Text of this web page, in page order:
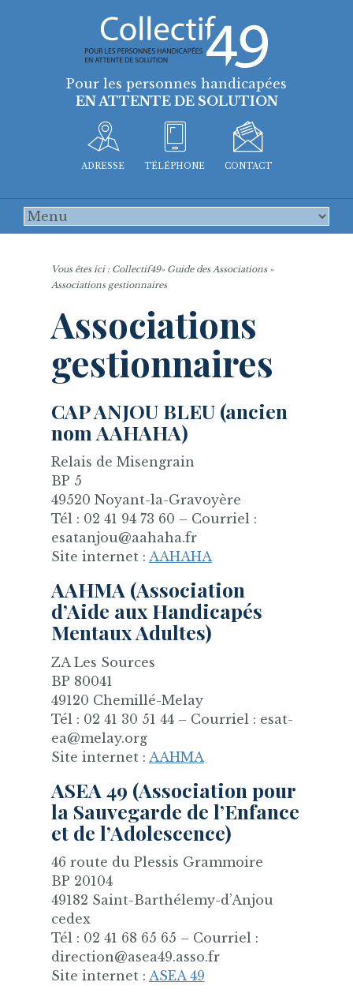
Pour les personnes handicapées
EN ATTENTE DE SOLUTION
ADRESSE TÉLÉPHONE CONTACT
Vous êtes ici : Collectif49» Guide des Associations»
Associations gestionnaires
Associations
gestionnaires
CAP ANJOU BLEU (ancien
nom AAHAHA)
Relais de Misengrain
BP 5
49520 Noyant-la-Gravoyère
Tél : 02 41 94 73 60 – Courriel :
esatanjou@aahaha.fr
Site internet : AAHAHA
AAHMA (Association
d’Aide aux Handicapés
Mentaux Adultes)
ZA Les Sources
BP 80041
49120 Chemillé-Melay
Tél : 02 41 30 51 44 – Courriel : esat-
ea@melay.org
Site internet : AAHMA
ASEA 49 (Association pour
la Sauvegarde de l’Enfance
et de l’Adolescence)
46 route du Plessis Grammoire
BP 20104
49182 Saint-Barthélemy-d’Anjou
cedex
Tél : 02 41 68 65 65 – Courriel :
direction@asea49.asso.fr
Site internet : ASEA 49